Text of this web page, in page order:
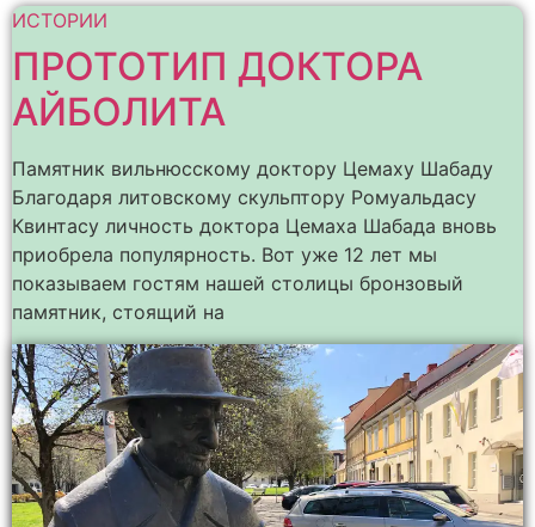
ИСТОРИИ
ПРОТОТИП ДОКТОРА
АЙБОЛИТА
Памятник вильнюсскому доктору Цемаху Шабаду
Благодаря литовскому скульптору Ромуальдасу
Квинтасу личность доктора Цемаха Шабада вновь
приобрела популярность. Вот уже 12 лет мы
показываем гостям нашей столицы бронзовый
памятник, стоящий на